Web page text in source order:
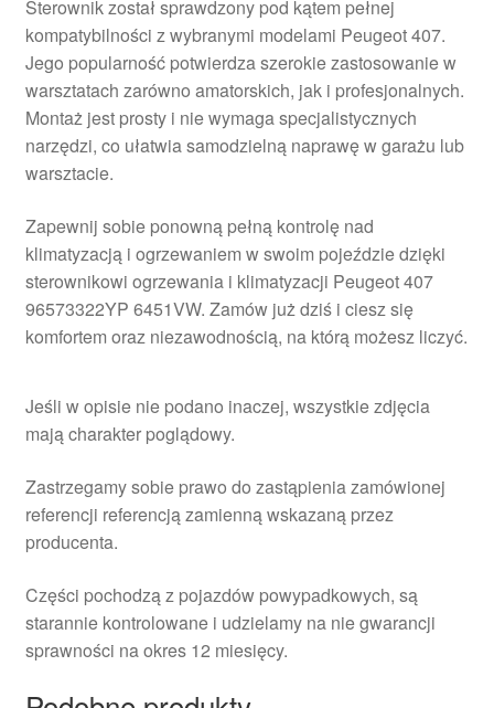
Sterownik został sprawdzony pod kątem pełnej
kompatybilności z wybranymi modelami Peugeot 407.
Jego popularność potwierdza szerokie zastosowanie w
warsztatach zarówno amatorskich, jak i profesjonalnych.
Montaż jest prosty i nie wymaga specjalistycznych
narzędzi, co ułatwia samodzielną naprawę w garażu lub
warsztacie.
Zapewnij sobie ponowną pełną kontrolę nad
klimatyzacją i ogrzewaniem w swoim pojeździe dzięki
sterownikowi ogrzewania i klimatyzacji Peugeot 407
96573322YP 6451VW. Zamów już dziś i ciesz się
komfortem oraz niezawodnością, na którą możesz liczyć.
Jeśli w opisie nie podano inaczej, wszystkie zdjęcia
mają charakter poglądowy.
Zastrzegamy sobie prawo do zastąpienia zamówionej
referencji referencją zamienną wskazaną przez
producenta.
Części pochodzą z pojazdów powypadkowych, są
starannie kontrolowane i udzielamy na nie gwarancji
sprawności na okres 12 miesięcy.